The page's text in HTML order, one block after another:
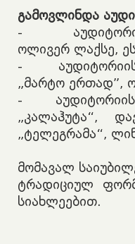
გამოვლინდა
- აუდიტორიის
ოლივერ ლაქსე,
- აუდიტორიის
„მარტო ერთად”,
- აუდიტორიის
„კალაჰუტა“,
„ტელეგრამა“,
მომავალ
ტრადიციულ
სიახლეებით.